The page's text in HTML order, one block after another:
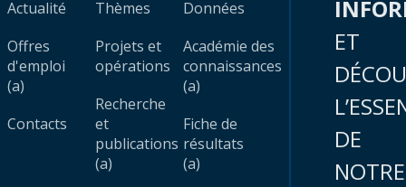
Actualité
Offres
d'emploi
(a)
Contacts
Thèmes
Projets et
opérations
Recherche
et
publications
(a)
Données
Académie des
connaissances
(a)
Fiche de
résultats
(a)
ET
DE
NOTRE